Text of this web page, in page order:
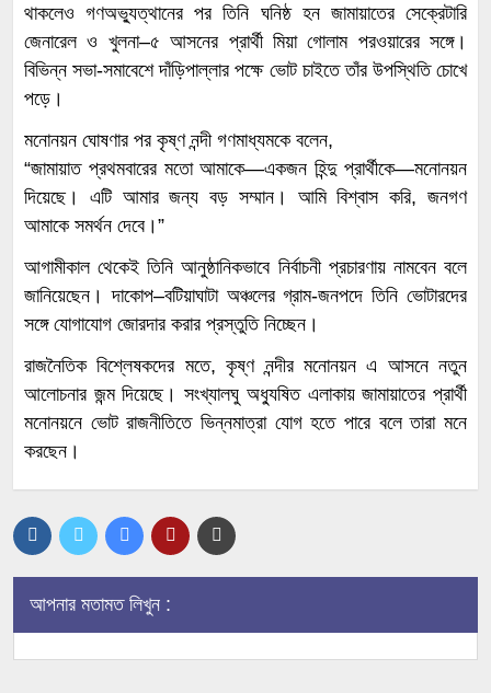
থাকলেও গণঅভ্যুত্থানের পর তিনি ঘনিষ্ঠ হন জামায়াতের সেক্রেটারি
জেনারেল ও খুলনা–৫ আসনের প্রার্থী মিয়া গোলাম পরওয়ারের সঙ্গে।
বিভিন্ন সভা-সমাবেশে দাঁড়িপাল্লার পক্ষে ভোট চাইতে তাঁর উপস্থিতি চোখে
পড়ে।
মনোনয়ন ঘোষণার পর কৃষ্ণ নন্দী গণমাধ্যমকে বলেন,
“জামায়াত প্রথমবারের মতো আমাকে—একজন হিন্দু প্রার্থীকে—মনোনয়ন
দিয়েছে। এটি আমার জন্য বড় সম্মান। আমি বিশ্বাস করি, জনগণ
আমাকে সমর্থন দেবে।”
আগামীকাল থেকেই তিনি আনুষ্ঠানিকভাবে নির্বাচনী প্রচারণায় নামবেন বলে
জানিয়েছেন। দাকোপ–বটিয়াঘাটা অঞ্চলের গ্রাম-জনপদে তিনি ভোটারদের
সঙ্গে যোগাযোগ জোরদার করার প্রস্তুতি নিচ্ছেন।
রাজনৈতিক বিশ্লেষকদের মতে, কৃষ্ণ নন্দীর মনোনয়ন এ আসনে নতুন
আলোচনার জন্ম দিয়েছে। সংখ্যালঘু অধ্যুষিত এলাকায় জামায়াতের প্রার্থী
মনোনয়নে ভোট রাজনীতিতে ভিন্নমাত্রা যোগ হতে পারে বলে তারা মনে
করছেন।
আপনার মতামত লিখুন :